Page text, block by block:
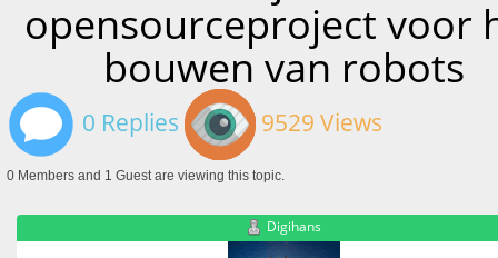
opensourceproject voor
bouwen van robots
0 Replies 9529 Views
0 Members and 1 Guest are viewing this topic.
Digihans